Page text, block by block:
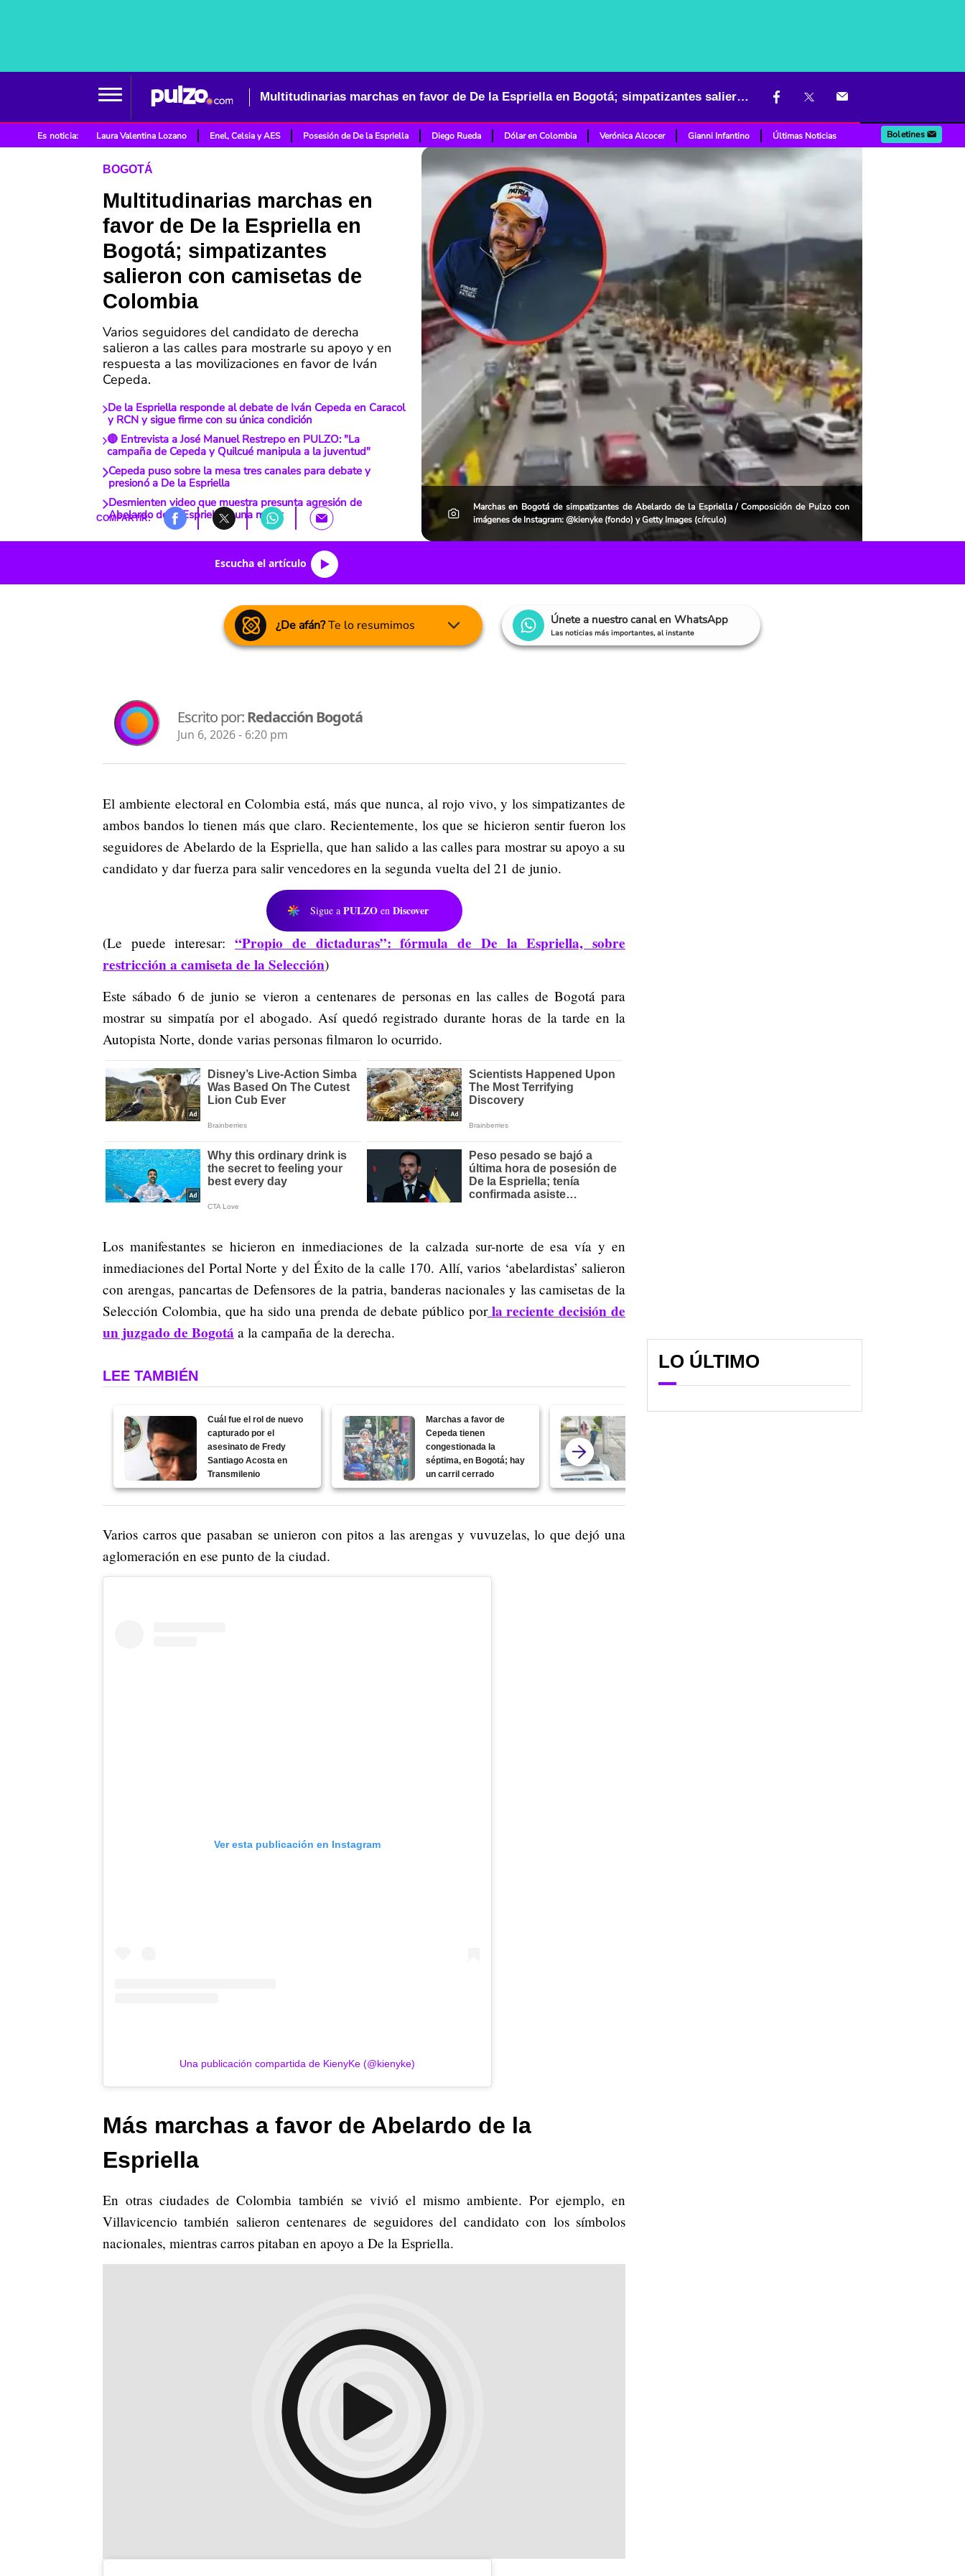
Multitudinarias marchas en favor de De la Espriella en Bogotá; simpatizantes salieron con camisetas de Colombia
Es noticia: Laura Valentina Lozano Enel, Celsia y AES Posesión de De la Espriella Diego Rueda Dólar en Colombia Verónica Alcocer Gianni Infantino Últimas Noticias Boletines
BOGOTÁ
Multitudinarias marchas en
favor de De la Espriella en
Bogotá; simpatizantes
salieron con camisetas de
Colombia
Varios seguidores del candidato de derecha
salieron a las calles para mostrarle su apoyo y en
respuesta a las movilizaciones en favor de Iván
Cepeda.
De la Espriella responde al debate de Iván Cepeda en Caracol
y RCN y sigue firme con su única condición
🔴 Entrevista a José Manuel Restrepo en PULZO: "La
campaña de Cepeda y Quilcué manipula a la juventud"
Cepeda puso sobre la mesa tres canales para debate y
presionó a De la Espriella
Desmienten video que muestra presunta agresión de
Abelardo de la Espriella a una mujer
COMPARTIR:
Marchas en Bogotá de simpatizantes de Abelardo de la Espriella / Composición de Pulzo con
imágenes de Instagram: @kienyke (fondo) y Getty Images (círculo)
Escucha el artículo
¿De afán?Te lo resumimos Únete a nuestro canal en WhatsApp
Las noticias más importantes, al instante
Escrito por:Redacción Bogotá
Jun 6, 2026 - 6:20 pm
El ambiente electoral en Colombia está, más que nunca, al rojo vivo, y los simpatizantes de
ambos bandos lo tienen más que claro. Recientemente, los que se hicieron sentir fueron los
seguidores de Abelardo de la Espriella, que han salido a las calles para mostrar su apoyo a su
candidato y dar fuerza para salir vencedores en la segunda vuelta del 21 de junio.
Sigue a PULZO en Discover
(Le puede interesar:“Propio de dictaduras”: fórmula de De la Espriella, sobre
restricción a camiseta de la Selección)
Este sábado 6 de junio se vieron a centenares de personas en las calles de Bogotá para
mostrar su simpatía por el abogado. Así quedó registrado durante horas de la tarde en la
Autopista Norte, donde varias personas filmaron lo ocurrido.
Los manifestantes se hicieron en inmediaciones de la calzada sur-norte de esa vía y en
inmediaciones del Portal Norte y del Éxito de la calle 170. Allí, varios ‘abelardistas’ salieron
con arengas, pancartas de Defensores de la patria, banderas nacionales y las camisetas de la
Selección Colombia, que ha sido una prenda de debate público porla reciente decisión de
un juzgado de Bogotá a la campaña de la derecha.
LEE TAMBIÉN
Cuál fue el rol de nuevo
capturado por el
asesinato de Fredy
Santiago Acosta en
Transmilenio
Marchas a favor de
Cepeda tienen
congestionada la
séptima, en Bogotá; hay
un carril cerrado
Varios carros que pasaban se unieron con pitos a las arengas y vuvuzelas, lo que dejó una
aglomeración en ese punto de la ciudad.
Ver esta publicación en Instagram
Una publicación compartida de KienyKe (@kienyke)
Más marchas a favor de Abelardo de la
Espriella
En otras ciudades de Colombia también se vivió el mismo ambiente. Por ejemplo, en
Villavicencio también salieron centenares de seguidores del candidato con los símbolos
nacionales, mientras carros pitaban en apoyo a De la Espriella.
LO ÚLTIMO